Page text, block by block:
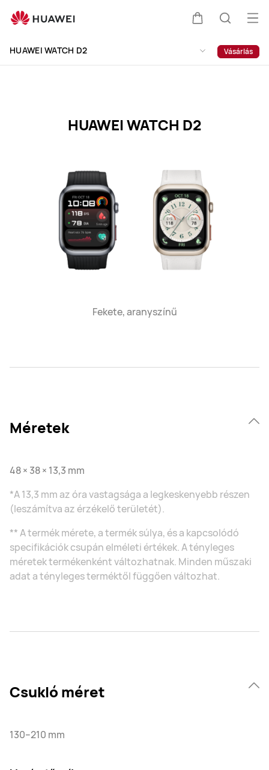
WATCH
Specification
HUAWEI WATCH D2 Vásárlás
HUAWEI WATCH D2
Fekete, aranyszínű
Méretek
48 × 38 × 13,3 mm
*A 13,3 mm az óra vastagsága a legkeskenyebb részen
(leszámítva az érzékelő területét).
** A termék mérete, a termék súlya, és a kapcsolódó
specifikációk csupán elméleti értékek. A tényleges
méretek termékenként változhatnak. Minden műszaki
adat a tényleges terméktől függően változhat.
Csukló méret
130–210 mm